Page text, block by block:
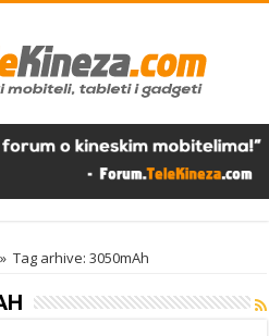
» Tag arhive: 3050mAh